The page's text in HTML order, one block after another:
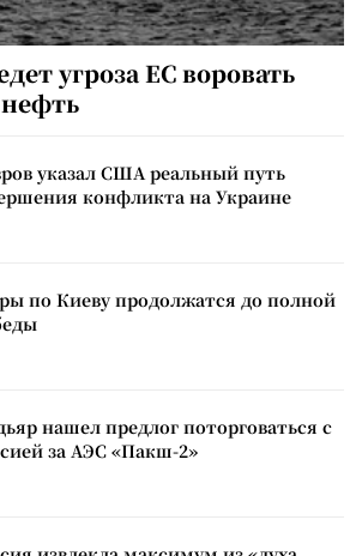
угроза ЕС воровать
указал США реальный путь
конфликта на Украине
по Киеву продолжатся до полной
нашел предлог поторговаться с
за АЭС «Пакш-2»